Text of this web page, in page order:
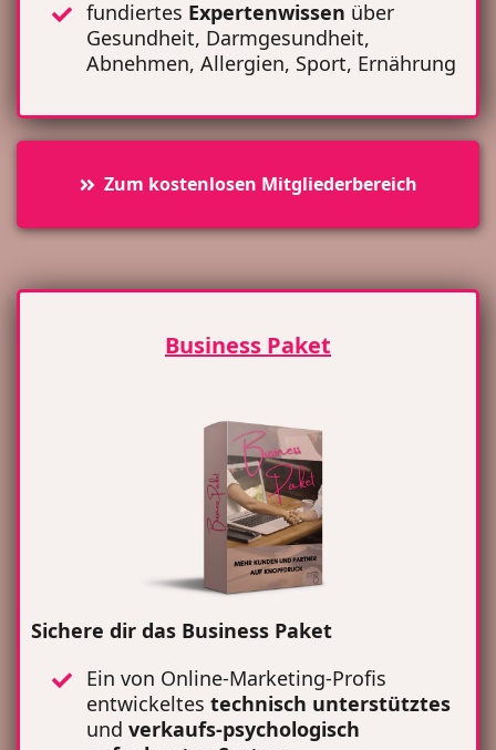
fundiertes Expertenwissen über
Gesundheit, Darmgesundheit,
Abnehmen, Allergien, Sport, Ernährung
Zum kostenlosen Mitgliederbereich
Business Paket
Sichere dir das Business Paket
Ein von Online-Marketing-Profis
entwickeltes technisch unterstütztes
und verkaufs-psychologisch